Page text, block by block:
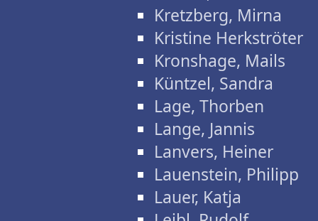
Kretzberg, Mirna
Kristine Herkströter
Kronshage, Mails
Küntzel, Sandra
Lage, Thorben
Lange, Jannis
Lanvers, Heiner
Lauenstein, Philipp
Lauer, Katja